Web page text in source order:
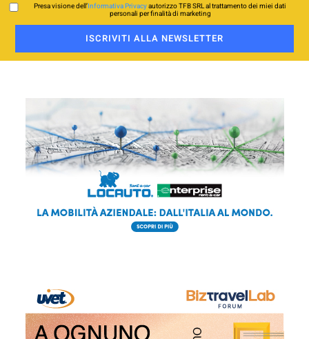
Presa visione dell’Informativa Privacyautorizzo TFB SRL al trattamento dei miei dati
personali per finalità di marketing
ISCRIVITI ALLA NEWSLETTER